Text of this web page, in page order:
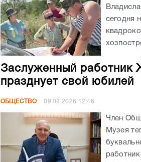
сегодня
Заслуженный работник
празднует свой юбилей
ОБЩЕСТВО 09.08.2026 12:46
Член
Музея